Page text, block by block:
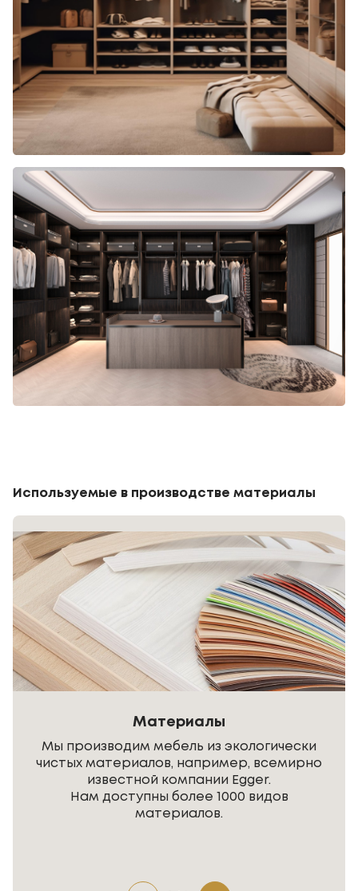
Используемые в производстве материалы
Материалы
Мы производим мебель из экологически
чистых материалов, например, всемирно
известной компании Egger.
Нам доступны более 1000 видов
материалов.